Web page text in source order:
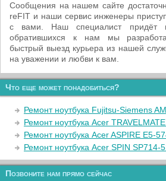
Сообщения на нашем сайте
reFIT и наши сервис инженеры
с вами. Наш специалист придёт
обратившихся к нам мы
быстрый выезд курьера из нашей
на уважении и любви к вам.
Что еще может понадобиться?
Ремонт ноутбука Fujitsu-Siemens
Ремонт ноутбука Acer
Ремонт ноутбука Acer ASPIRE E5-
Ремонт ноутбука Acer SPIN SP714-
Позвоните нам прямо сейчас